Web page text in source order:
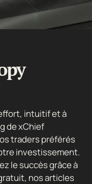
intuitif et à
de xChief
traders préférés
investissement.
le succès grâce à
nos articles